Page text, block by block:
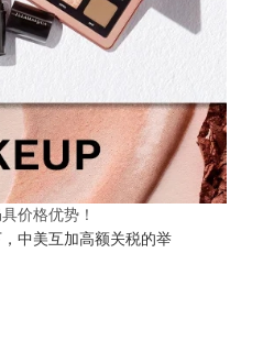
价格优势！
中美互加高额关税的举